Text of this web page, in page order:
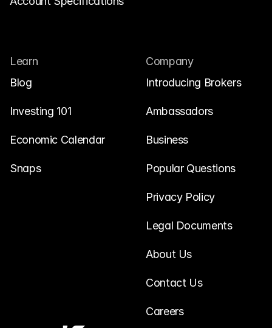
Learn
Blog
Investing 101
Economic Calendar
Snaps
Company
Introducing Brokers
Ambassadors
Business
Popular Questions
Privacy Policy
Legal Documents
About Us
Contact Us
Careers